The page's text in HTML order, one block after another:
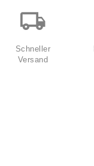
Schneller
Versand